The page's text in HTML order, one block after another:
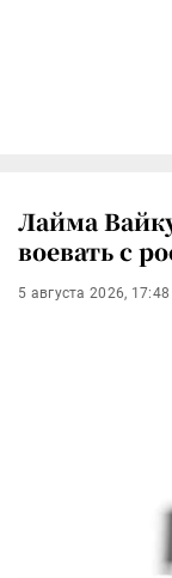
Лайма
воевать с
5 августа 2026, 17:48